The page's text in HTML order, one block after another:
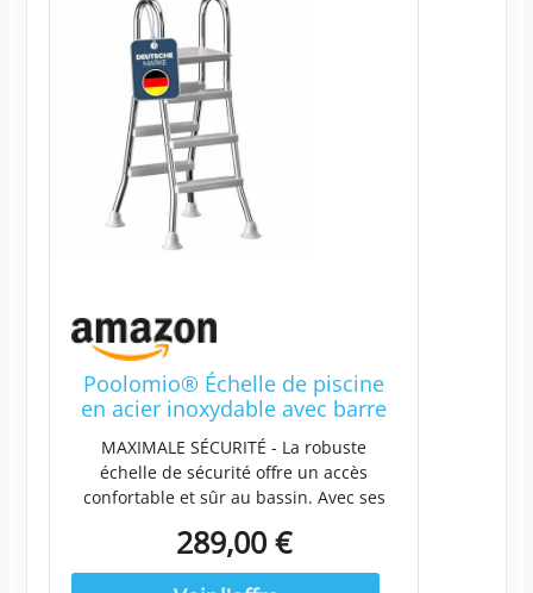
Poolomio® Échelle de piscine
en acier inoxydable avec barre
d’appui jusqu’à 120 cm |
Échelle d’entrée avec 3 marches
pour piscines hors-sol de 0,9 m
à 1,22 m | Entrée sécurisée,
durable, stable |
MAXIMALE SÉCURITÉ - La robuste
échelle de sécurité offre un accès
confortable et sûr au bassin. Avec ses
vous pouvez entrer et sortir de l'eau en
toute confiance. Finition de qualité
289,00 €